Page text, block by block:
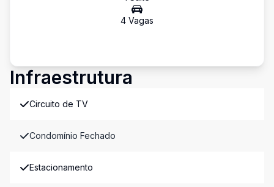
4 Vagas
Infraestrutura
Circuito de TV
Condomínio Fechado
Estacionamento